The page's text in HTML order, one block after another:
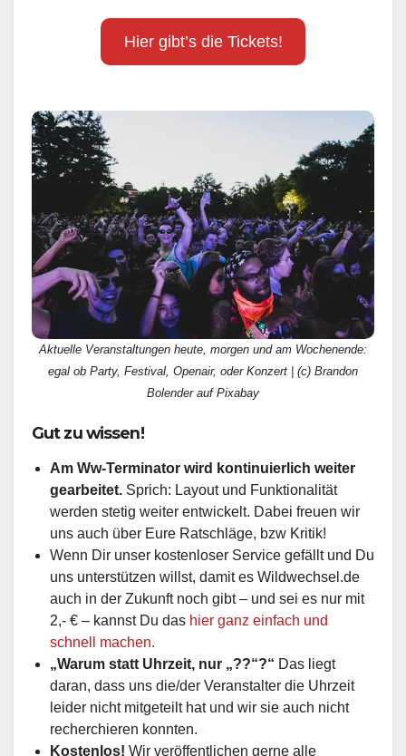
Hier gibt’s die Tickets!
Aktuelle Veranstaltungen heute, morgen und am Wochenende:
egal ob Party, Festival, Openair, oder Konzert | (c) Brandon
Bolender auf Pixabay
Gut zu wissen!
Am Ww-Terminator wird kontinuierlich weiter
gearbeitet. Sprich: Layout und Funktionalität
werden stetig weiter entwickelt. Dabei freuen wir
uns auch über Eure Ratschläge, bzw Kritik!
Wenn Dir unser kostenloser Service gefällt und Du
uns unterstützen willst, damit es Wildwechsel.de
auch in der Zukunft noch gibt – und sei es nur mit
2,- € – kannst Du das hier ganz einfach und
schnell machen.
„Warum statt Uhrzeit, nur „??“?“ Das liegt
daran, dass uns die/der Veranstalter die Uhrzeit
leider nicht mitgeteilt hat und wir sie auch nicht
recherchieren konnten.
Kostenlos! Wir veröffentlichen gerne alle